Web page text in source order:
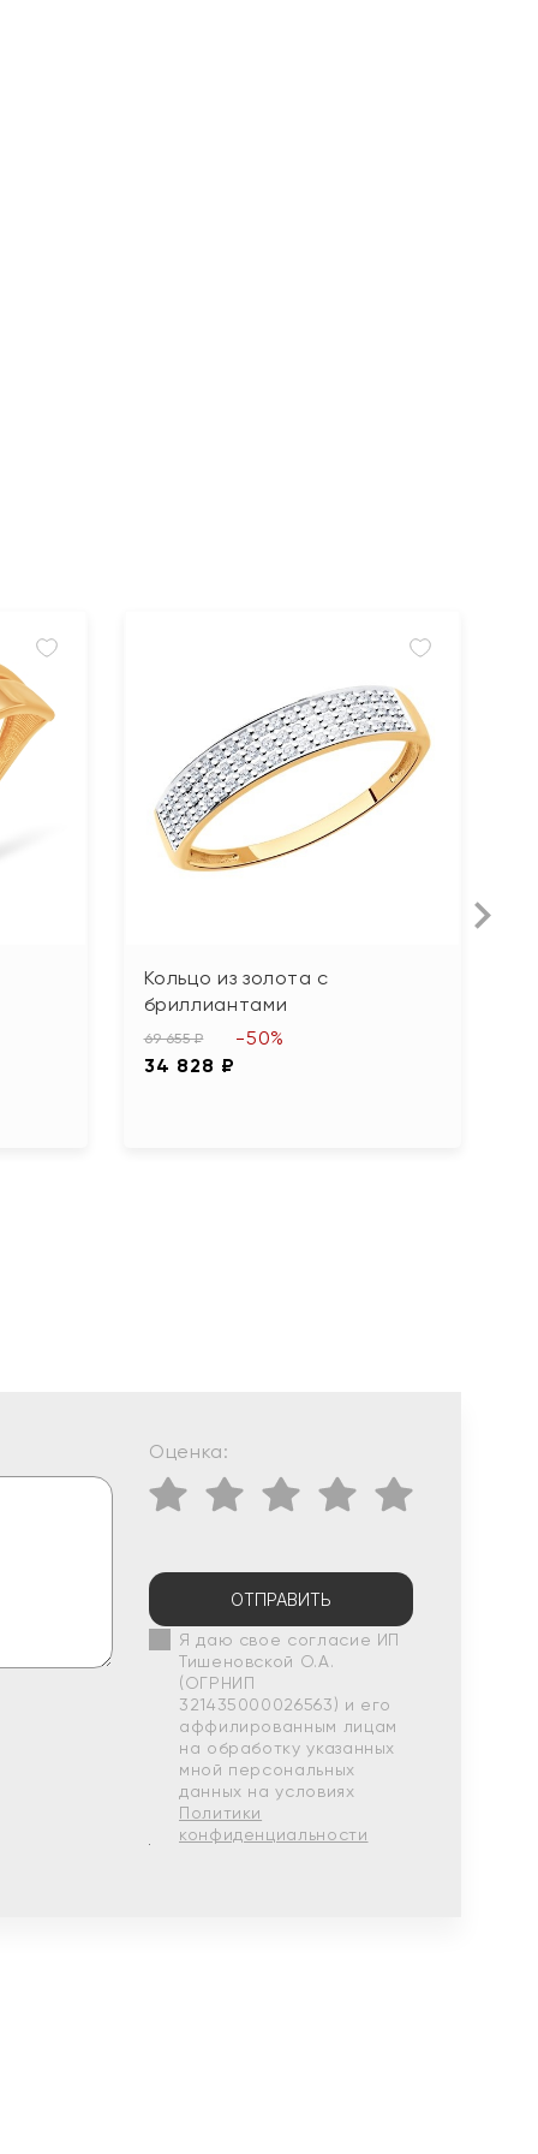
Кольцо из золота с
бриллиантами
69 655 ₽
34 828 ₽
-50%
Оценка:
ОТПРАВИТЬ
Я даю свое согласие ИП
Тишеновской О.А.
(ОГРНИП
321435000026563) и его
аффилированным лицам
на обработку указанных
мной персональных
данных на условиях
Политики
конфиденциальности